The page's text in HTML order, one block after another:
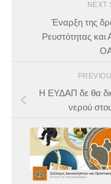
NEXT
Έναρξη της
Ρευστότητας
Η ΕΥΔΑΠ δε θα
νερού